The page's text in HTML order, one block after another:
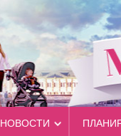
НОВОСТИ